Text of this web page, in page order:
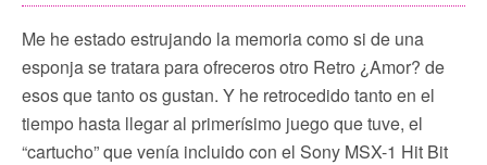
Me he estado estrujando la memoria como si de una
esponja se tratara para ofreceros otro Retro ¿Amor? de
esos que tanto os gustan. Y he retrocedido tanto en el
tiempo hasta llegar al primerísimo juego que tuve, el
“cartucho” que venía incluido con el Sony MSX-1 Hit Bit